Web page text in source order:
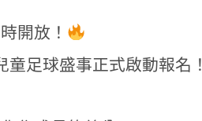
開放！
足球盛事正式啟動報名！